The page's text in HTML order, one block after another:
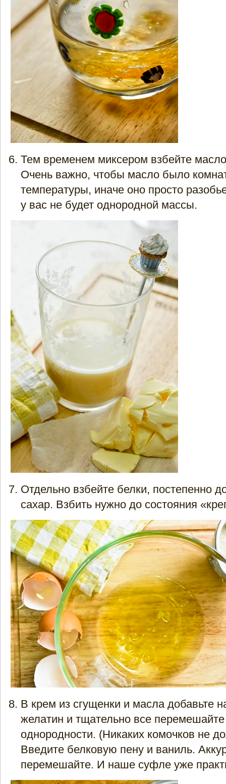
Тем временем миксером взбейте
Очень важно, чтобы масло было
температуры, иначе оно просто
у вас не будет однородной массы.
Отдельно взбейте белки, постепенно
сахар. Взбить нужно до состояния
В крем из сгущенки и масла добавьте
желатин и тщательно все
однородности. (Никаких комочков не
Введите белковую пену и ваниль.
перемешайте. И наше суфле уже